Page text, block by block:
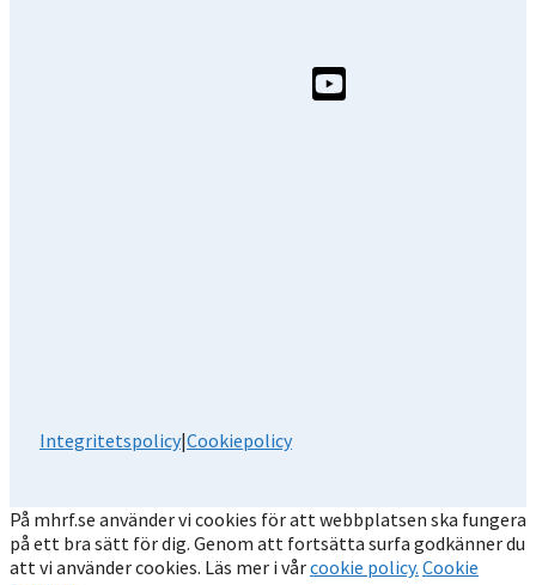
Integritetspolicy|Cookiepolicy
På mhrf.se använder vi cookies för att webbplatsen ska fungera
på ett bra sätt för dig. Genom att fortsätta surfa godkänner du
att vi använder cookies. Läs mer i vårcookie policy. Cookie